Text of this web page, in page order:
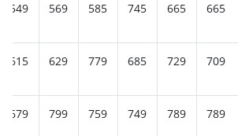
549 569 585 745 665 665
615 629 779 685 729 709
679 799 759 749 789 789